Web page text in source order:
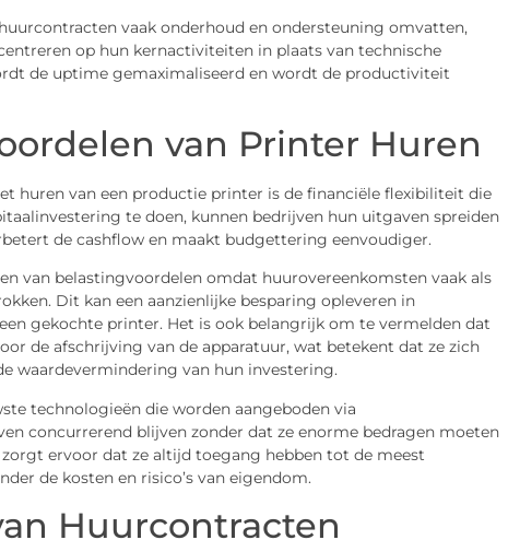
vaak onderhoud en ondersteuning omvatten,
op hun kernactiviteiten in plaats van technische
de uptime gemaximaliseerd en wordt de productiviteit
van Printer Huren
huren van een productie printer is de financiële flexibiliteit die
te doen, kunnen bedrijven hun uitgaven spreiden
de cashflow en maakt budgettering eenvoudiger.
van belastingvoordelen omdat huurovereenkomsten vaak als
Dit kan een aanzienlijke besparing opleveren in
gekochte printer. Het is ook belangrijk om te vermelden dat
de afschrijving van de apparatuur, wat betekent dat ze zich
waardevermindering van hun investering.
technologieën die worden aangeboden via
concurrerend blijven zonder dat ze enorme bedragen moeten
ervoor dat ze altijd toegang hebben tot de meest
de kosten en risico’s van eigendom.
Huurcontracten